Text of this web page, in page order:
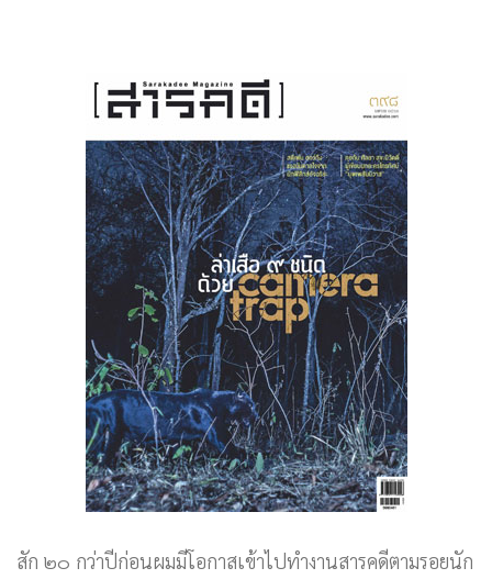
สัก ๒๐ กว่าปีก่อนผมมีโอกาสเข้าไปทำงานสารคดีตามรอยนัก